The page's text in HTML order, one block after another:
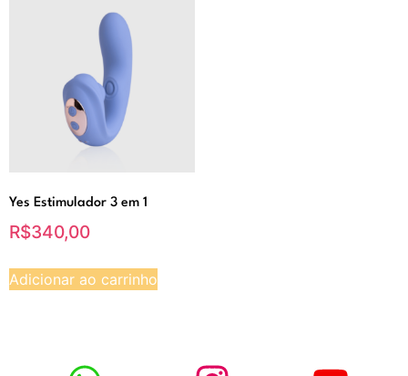
Yes Estimulador 3 em 1
R$340,00
Adicionar ao carrinho